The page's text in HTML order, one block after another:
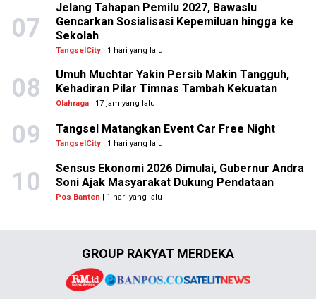
07
Jelang Tahapan Pemilu 2027, Bawaslu
Gencarkan Sosialisasi Kepemiluan hingga ke
Sekolah
TangselCity| 1 hari yang lalu
08
Umuh Muchtar Yakin Persib Makin Tangguh,
Kehadiran Pilar Timnas Tambah Kekuatan
Olahraga| 17 jam yang lalu
09 Tangsel Matangkan Event Car Free Night
TangselCity | 1 hari yang lalu
10
Sensus Ekonomi 2026 Dimulai, Gubernur Andra
Soni Ajak Masyarakat Dukung Pendataan
Pos Banten | 1 hari yang lalu
GROUP RAKYAT MERDEKA